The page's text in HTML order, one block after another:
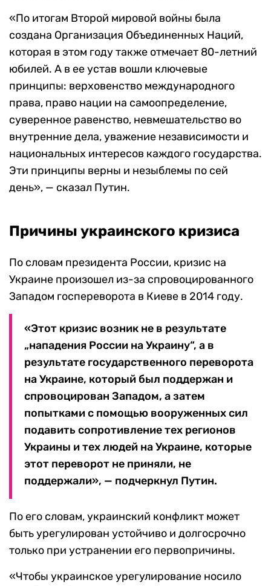
«По итогам Второй мировой войны была
создана Организация Объединенных Наций,
которая в этом году также отмечает 80-летний
юбилей. А в ее устав вошли ключевые
принципы: верховенство международного
права, право нации на самоопределение,
суверенное равенство, невмешательство во
внутренние дела, уважение независимости и
национальных интересов каждого государства.
Эти принципы верны и незыблемы по сей
день», — сказал Путин.
Причины украинского кризиса
По словам президента России, кризис на
Украине произошел из-за спровоцированного
Западом госпереворота в Киеве в 2014 году.
«Этот кризис возник не в результате
„нападения России на Украину“, а в
результате государственного переворота
на Украине, который был поддержан и
спровоцирован Западом, а затем
попытками с помощью вооруженных сил
подавить сопротивление тех регионов
Украины и тех людей на Украине, которые
этот переворот не приняли, не
поддержали», — подчеркнул Путин.
По его словам, украинский конфликт может
быть урегулирован устойчиво и долгосрочно
только при устранении его первопричины.
«Чтобы украинское урегулирование носило